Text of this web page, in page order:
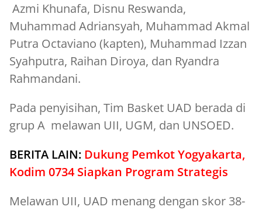
Azmi Khunafa, Disnu Reswanda,
Muhammad Adriansyah, Muhammad Akmal
Putra Octaviano (kapten), Muhammad Izzan
Syahputra, Raihan Diroya, dan Ryandra
Rahmandani.
Pada penyisihan, Tim Basket UAD berada di
grup A melawan UII, UGM, dan UNSOED.
BERITA LAIN: Dukung Pemkot Yogyakarta,
Kodim 0734 Siapkan Program Strategis
Melawan UII, UAD menang dengan skor 38-